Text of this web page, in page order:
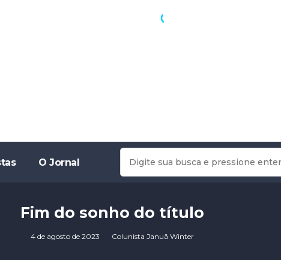
O Jornal
Fim do sonho do título
4 de agosto de 2023 Colunista Januã Winter